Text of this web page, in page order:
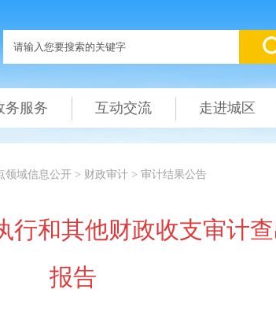
务服务 互动交流 走进城区
领域信息公开> 财政审计> 审计结果公告
行和其他财政收支审计
报告